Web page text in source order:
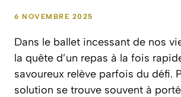
6 NOVEMBRE 2025
Dans le ballet incessant de nos
la quête d’un repas à la fois
savoureux relève parfois du défi.
solution se trouve souvent à